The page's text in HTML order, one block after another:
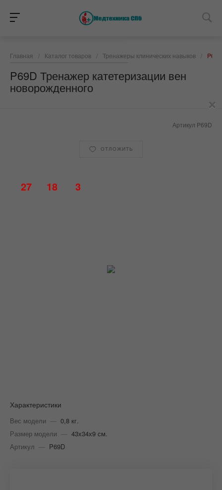
Главная / Каталог товаров / Тренажеры клинических навыков /
P69D Тренажер катетеризации вен
новорожденного
Артикул P69D
ОТЛОЖИТЬ
Характеристики
Вес модели — 0,8 кг.
Размер модели — 43х34х9 см.
Артикул — P69D
×
27 18 3